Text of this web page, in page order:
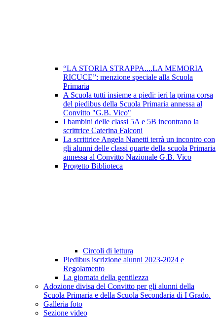
“LA STORIA STRAPPA....LA MEMORIA
RICUCE”: menzione speciale alla Scuola
Primaria
A Scuola tutti insieme a piedi: ieri la prima corsa
del piedibus della Scuola Primaria annessa al
Convitto "G.B. Vico"
I bambini delle classi 5A e 5B incontrano la
scrittrice Caterina Falconi
La scrittrice Angela Nanetti terrà un incontro con
gli alunni delle classi quarte della scuola Primaria
annessa al Convitto Nazionale G.B. Vico
Progetto Biblioteca
Circoli di lettura
Piedibus iscrizione alunni 2023-2024 e
Regolamento
La giornata della gentilezza
Adozione divisa del Convitto per gli alunni della
Scuola Primaria e della Scuola Secondaria di I Grado.
Galleria foto
Sezione video